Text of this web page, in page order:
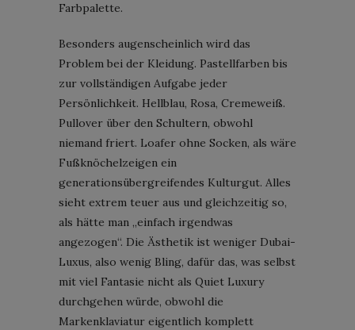
Farbpalette.
Besonders augenscheinlich wird das
Problem bei der Kleidung. Pastellfarben bis
zur vollständigen Aufgabe jeder
Persönlichkeit. Hellblau, Rosa, Cremeweiß.
Pullover über den Schultern, obwohl
niemand friert. Loafer ohne Socken, als wäre
Fußknöchelzeigen ein
generationsübergreifendes Kulturgut. Alles
sieht extrem teuer aus und gleichzeitig so,
als hätte man „einfach irgendwas
angezogen“. Die Ästhetik ist weniger Dubai-
Luxus, also wenig Bling, dafür das, was selbst
mit viel Fantasie nicht als Quiet Luxury
durchgehen würde, obwohl die
Markenklaviatur eigentlich komplett